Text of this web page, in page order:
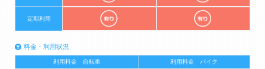
定期利用
料金・利用状況
利用料金 自転車 利用料金 バイク